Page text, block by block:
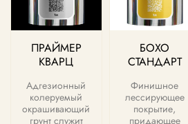
ПРАЙМЕР
КВАРЦ
Адгезионный
колеруемый
окрашивающий
грунт служит
БОХО
СТАНДАРТ
Финишное
лессирующее
покрытие,
придающее